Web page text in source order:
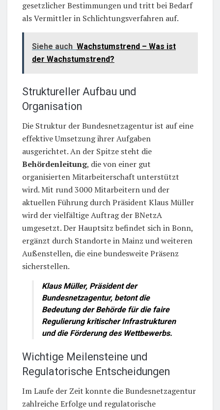
gesetzlicher Bestimmungen und tritt bei Bedarf
als Vermittler in Schlichtungsverfahren auf.
Siehe auch Wachstumstrend – Was ist
der Wachstumstrend?
Struktureller Aufbau und
Organisation
Die Struktur der Bundesnetzagentur ist auf eine
effektive Umsetzung ihrer Aufgaben
ausgerichtet. An der Spitze steht die
Behördenleitung, die von einer gut
organisierten Mitarbeiterschaft unterstützt
wird. Mit rund 3000 Mitarbeitern und der
aktuellen Führung durch Präsident Klaus Müller
wird der vielfältige Auftrag der BNetzA
umgesetzt. Der Hauptsitz befindet sich in Bonn,
ergänzt durch Standorte in Mainz und weiteren
Außenstellen, die eine bundesweite Präsenz
sicherstellen.
Klaus Müller, Präsident der
Bundesnetzagentur, betont die
Bedeutung der Behörde für die faire
Regulierungkritischer Infrastrukturen
und die Förderung des Wettbewerbs.
Wichtige Meilensteine und
Regulatorische Entscheidungen
Im Laufe der Zeit konnte die Bundesnetzagentur
zahlreiche Erfolge und regulatorische